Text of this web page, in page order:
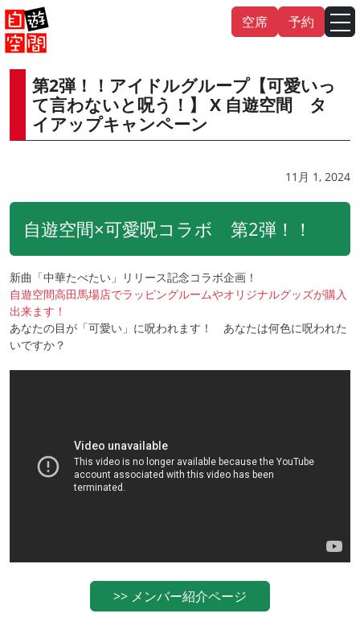
Skip
to
content
空席 予約
第2弾！！アイドルグループ【可愛いっ
て言わないと呪う！】 X 自遊空間 タ
イアップキャンペーン
11月 1, 2024
自遊空間×可愛呪コラボ 第2弾！！
新曲「中華たべたい」リリース記念コラボ企画！
自遊空間高田馬場店でラッピングルームやオリジナルグッズが購入
出来ます！
あなたの目が「可愛い」に呪われます！ あなたは何色に呪われた
いですか？
>> メンバー紹介ページ
English 中文（繁 體） 中文（简体）
한국어